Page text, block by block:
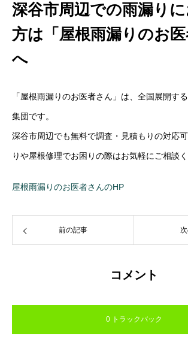
深谷市周辺での雨漏り
方は「屋根雨漏りのお医
へ
「屋根雨漏りのお医者さん」は、全国展開す
集団です。
深谷市周辺でも無料で調査・見積もりの対応
りや屋根修理でお困りの際はお気軽にご相談く
屋根雨漏りのお医者さんのHP
前の記事
コメント
0 トラックバック